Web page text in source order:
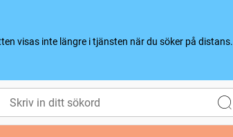
visas inte längre i tjänsten när du söker på distans.